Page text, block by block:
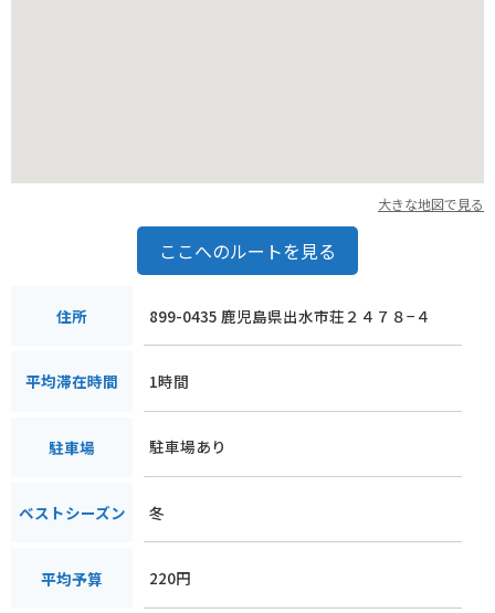
大きな地図で見る
ここへのルートを見る
住所 899-0435 鹿児島県出水市荘２４７８−４
平均滞在時間 1時間
駐車場 駐車場あり
ベストシーズン 冬
平均予算 220円